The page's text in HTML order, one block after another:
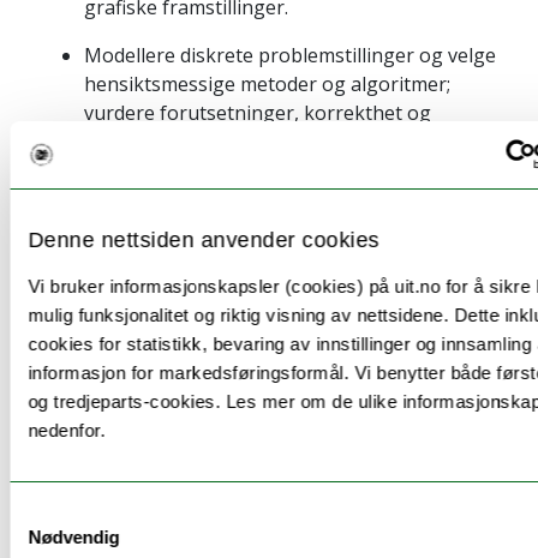
Denne nettsiden anvender cookies
Vi bruker informasjonskapsler (cookies) på uit.no for å sikre
mulig funksjonalitet og riktig visning av nettsidene. Dette
cookies for statistikk, bevaring av innstillinger og innsamling
informasjon for markedsføringsformål. Vi benytter både
og tredjeparts-cookies. Les mer om de ulike
nedenfor.
Nødvendig
grafiske framstillinger.
Modellere diskrete problemstillinger og velge
hensiktsmessige metoder og algoritmer;
vurdere forutsetninger, korrekthet og
Undervisnings- og
eksamensspråk
Norsk
Undervisning